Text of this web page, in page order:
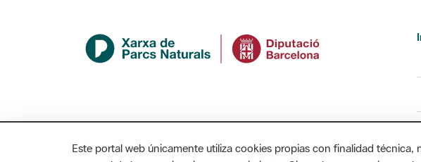
Este portal web únicamente utiliza cookies propias con finalidad técnica,